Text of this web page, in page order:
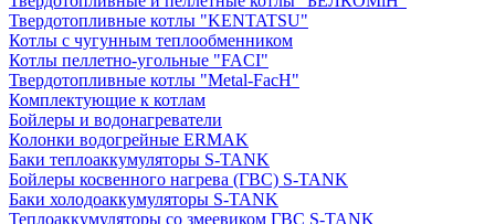
Твердотопливные котлы "KENTATSU"
Котлы с чугунным теплообменником
Котлы пеллетно-угольные "FACI"
Твердотопливные котлы "Metal-FacH"
Комплектующие к котлам
Бойлеры и водонагреватели
Колонки водогрейные ERMAK
Баки теплоаккумуляторы S-TANK
Бойлеры косвенного нагрева (ГВС) S-TANK
Баки холодоаккумуляторы S-TANK
Теплоаккумуляторы со змеевиком ГВС S-TANK